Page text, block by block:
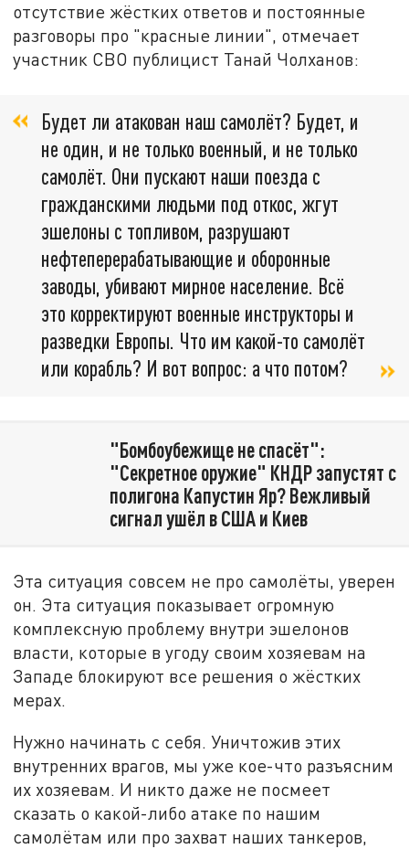
отсутствие жёстких ответов и постоянные
разговоры про "красные линии", отмечает
участник СВО публицист Танай Чолханов:
Будет ли атакован наш самолёт? Будет, и
не один, и не только военный, и не только
самолёт. Они пускают наши поезда с
гражданскими людьми под откос, жгут
эшелоны с топливом, разрушают
нефтеперерабатывающие и оборонные
заводы, убивают мирное население. Всё
это корректируют военные инструкторы и
разведки Европы. Что им какой-то самолёт
или корабль? И вот вопрос: а что потом?
"Бомбоубежище не спасёт":
"Секретное оружие" КНДР запустят с
полигона Капустин Яр? Вежливый
сигнал ушёл в США и Киев
Эта ситуация совсем не про самолёты, уверен
он. Эта ситуация показывает огромную
комплексную проблему внутри эшелонов
власти, которые в угоду своим хозяевам на
Западе блокируют все решения о жёстких
мерах.
Нужно начинать с себя. Уничтожив этих
внутренних врагов, мы уже кое-что разъясним
их хозяевам. И никто даже не посмеет
сказать о какой-либо атаке по нашим
самолётам или про захват наших танкеров,